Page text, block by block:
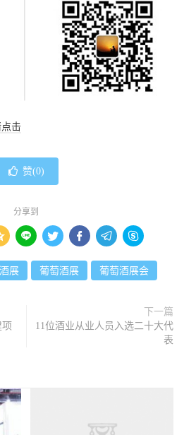
击
赞(0)
分享到
    
展 葡萄酒展 葡萄酒展会
下一篇
11位酒业从业人员入选二十大代
表